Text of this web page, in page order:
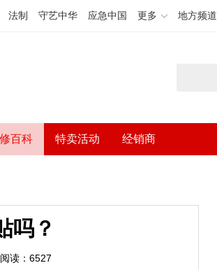
法制 守艺中华 应急中国 更多 地方频道
百科 特卖活动 经销商
吗？
阅读：6527